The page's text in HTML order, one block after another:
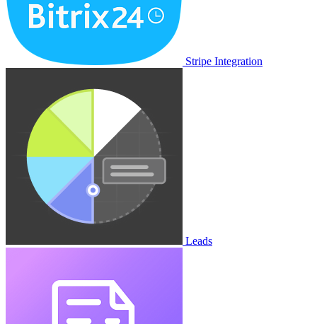
Stripe Integration
Leads